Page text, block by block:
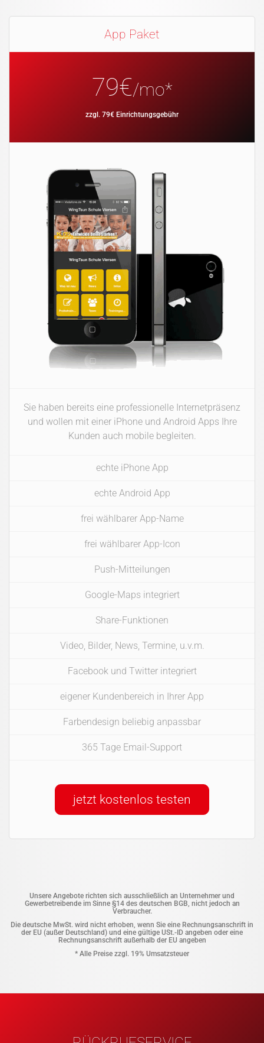
App Paket
79€/mo*
zzgl. 79€ Einrichtungsgebühr
Sie haben bereits eine professionelle Internetpräsenz
und wollen mit einer iPhone und Android Apps Ihre
Kunden auch mobile begleiten.
echte iPhone App
echte Android App
frei wählbarer App-Name
frei wählbarer App-Icon
Push-Mitteilungen
Google-Maps integriert
Share-Funktionen
Video, Bilder, News, Termine, u.v.m.
Facebook und Twitter integriert
eigener Kundenbereich in Ihrer App
Farbendesign beliebig anpassbar
365 Tage Email-Support
jetzt kostenlos testen
Unsere Angebote richten sich ausschließlich an Unternehmer und
Gewerbetreibende im Sinne §14 des deutschen BGB, nicht jedoch an
Verbraucher.
Die deutsche MwSt. wird nicht erhoben, wenn Sie eine Rechnungsanschrift in
der EU (außer Deutschland) und eine gültige USt.-ID angeben oder eine
Rechnungsanschrift außerhalb der EU angeben
* Alle Preise zzgl. 19% Umsatzsteuer